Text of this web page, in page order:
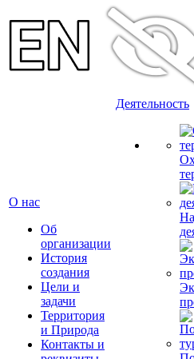
О нас
Об
организации
История
создания
Цели и
задачи
Территория
и Природа
Контакты и
Деятельность